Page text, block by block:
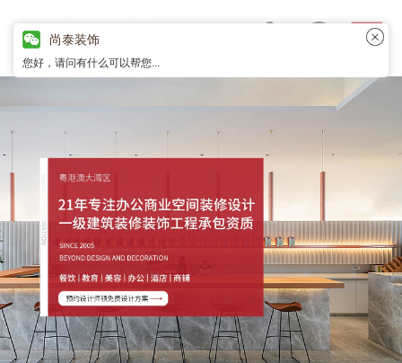
尚泰装饰
您好，请问有什么可以帮您...